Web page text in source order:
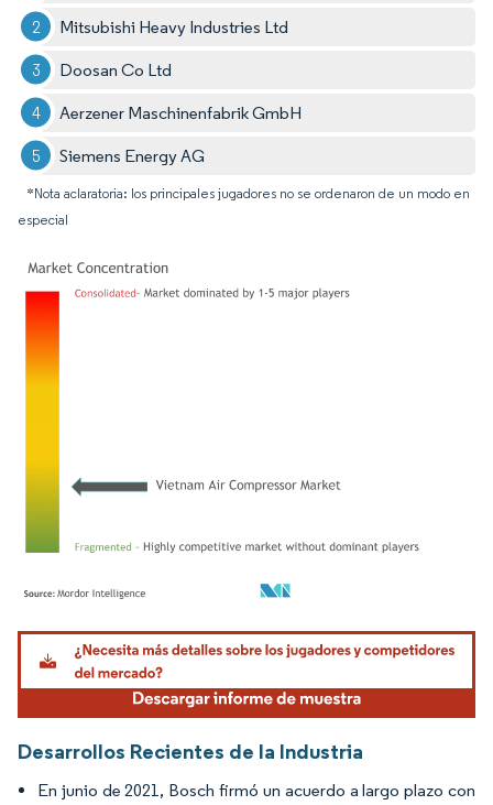
Mitsubishi Heavy Industries Ltd
Doosan Co Ltd
Aerzener Maschinenfabrik GmbH
Siemens Energy AG
*Nota aclaratoria: los principales jugadores no se ordenaron de un modo en
especial
Imagen © Mordor Intelligence. El uso requiere atribución según CC BY 4.0.
Desarrollos Recientes de la Industria
En junio de 2021, Bosch firmó un acuerdo a largo plazo con